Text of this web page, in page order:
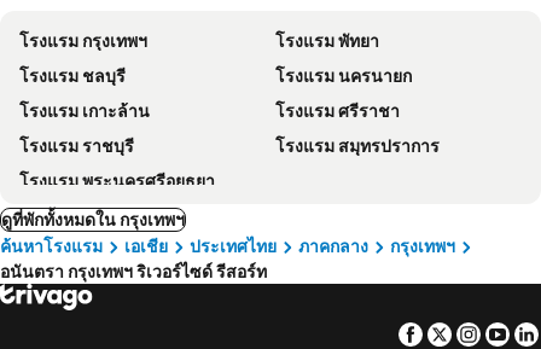
โรงแรม กรุงเทพฯ
โรงแรม พัทยา
โรงแรม ชลบุรี
โรงแรม นครนายก
โรงแรม เกาะล้าน
โรงแรม ศรีราชา
โรงแรม ราชบุรี
โรงแรม สมุทรปราการ
โรงแรม พระนครศรีอยุธยา
ดูที่พักทั้งหมดใน กรุงเทพฯ
ค้นหาโรงแรม
เอเชีย ประเทศไทย ภาคกลาง
กรุงเทพฯ
อนันตรา กรุงเทพฯ ริเวอร์ไซด์ รีสอร์ท
Facebook
Twitter